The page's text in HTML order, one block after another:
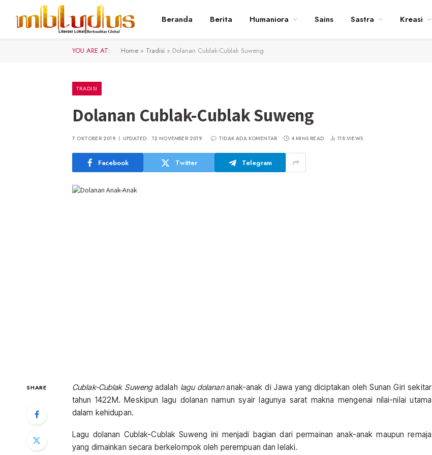
Beranda Berita Humaniora Sains Sastra Kreasi
YOU ARE AT: Home » Tradisi » Dolanan Cublak-Cublak Suweng
TRADISI
Dolanan Cublak-Cublak Suweng
7 OKTOBER 2019 UPDATED: 12 NOVEMBER 2019 TIDAK ADA KOMENTAR 4 MINS READ 118VIEWS
Facebook Twitter Telegram
SHARE Cublak-Cublak Suwengadalah lagu dolanananak-anak di Jawa yang diciptakan oleh Sunan Giri sekitar
tahun 1422M. Meskipun lagu dolanan namun syair lagunya sarat makna mengenai nilai-nilai utama
dalam kehidupan.
Lagu dolanan Cublak-Cublak Suweng ini menjadi bagian dari permainan anak-anak maupun remaja
yang dimainkan secara berkelompok oleh perempuan dan lelaki.